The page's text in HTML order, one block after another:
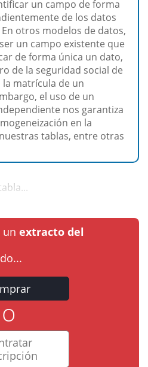
un campo de forma
de los datos
otros modelos de datos,
un campo existente que
de forma única un dato,
de la seguridad social de
matrícula de un
el uso de un
nos garantiza
en la
tablas, entre otras
un extracto del
o